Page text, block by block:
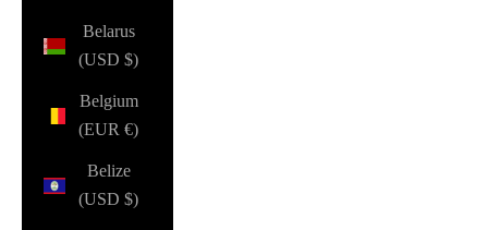
Belarus
(USD $)
Belgium
(EUR €)
Belize
(USD $)